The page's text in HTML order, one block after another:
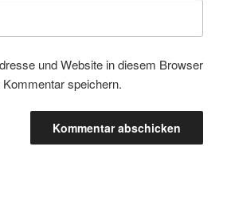
und Website in diesem Browser
speichern.